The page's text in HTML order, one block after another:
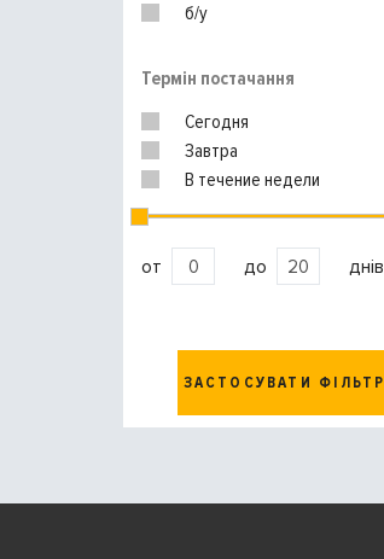
б/у
Термін постачання
Сегодня
Завтра
В течение недели
от до днів
ЗАСТОСУВАТИ ФІЛЬТР